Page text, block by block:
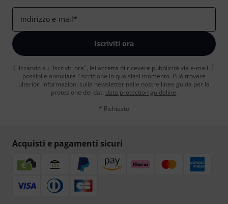
Indirizzo e-mail*
Iscriviti ora
Cliccando su "Iscriviti ora", lei accetta di ricevere pubblicità via e-mail. È
possibile annullare l'iscrizione in qualsiasi momento. Può trovare
ulteriori informazioni sulla newsletter nelle nostre linee guida per la
protezione dei dati data protection guideline.
* Richiesto
Acquisti e pagamenti sicuri